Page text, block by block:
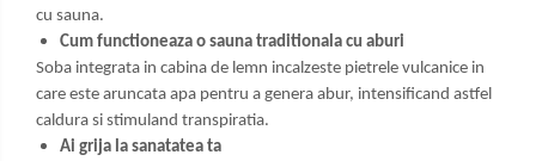
cu sauna.
Cum functioneaza o sauna traditionala cu aburi
Soba integrata in cabina de lemn incalzeste pietrele vulcanice in
care este aruncata apa pentru a genera abur, intensificand astfel
caldura si stimuland transpiratia.
Ai grija la sanatatea ta